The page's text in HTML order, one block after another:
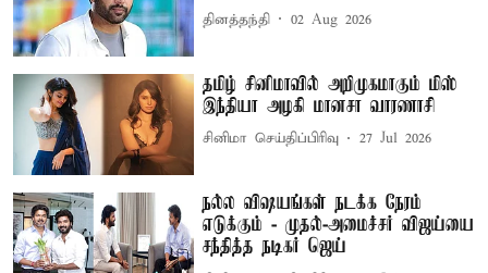
தினத்தந்தி 02 Aug 2026
தமிழ் சினிமாவில் அறிமுகமாகும் மிஸ்
இந்தியா அழகி மானசா வாரணாசி
சினிமா செய்திப்பிரிவு 27 Jul 2026
நல்ல விஷயங்கள் நடக்க நேரம்
எடுக்கும் - முதல்-அமைச்சர் விஜய்யை
சந்தித்த நடிகர் ஜெய்